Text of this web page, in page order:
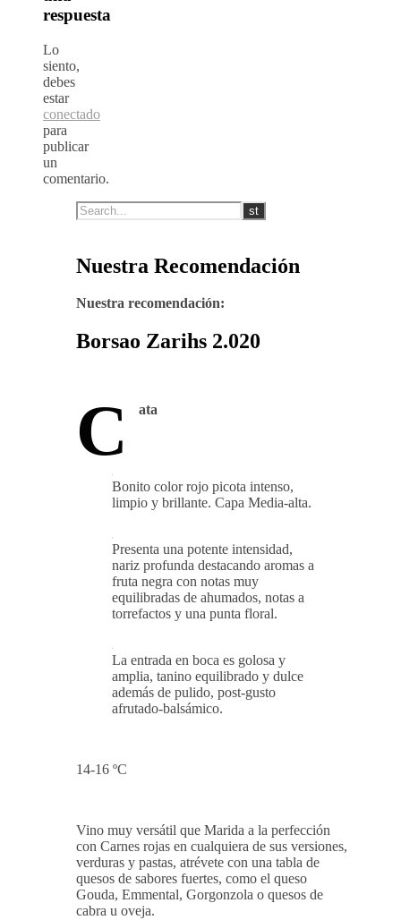
respuesta
Lo
siento,
debes
estar
conectado
para
publicar
un
comentario.
Nuestra Recomendación
Nuestra recomendación:
Borsao Zarihs 2.020
C ata
Bonito color rojo picota intenso,
limpio y brillante. Capa Media-alta.
Presenta una potente intensidad,
nariz profunda destacando aromas a
fruta negra con notas muy
equilibradas de ahumados, notas a
torrefactos y una punta floral.
La entrada en boca es golosa y
amplia, tanino equilibrado y dulce
además de pulido, post-gusto
afrutado-balsámico.
14-16 ºC
Vino muy versátil que Marida a la perfección
con Carnes rojas en cualquiera de sus versiones,
verduras y pastas, atrévete con una tabla de
quesos de sabores fuertes, como el queso
Gouda, Emmental, Gorgonzola o quesos de
cabra u oveja.